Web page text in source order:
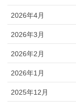
2026年4月
2026年3月
2026年2月
2026年1月
2025年12月